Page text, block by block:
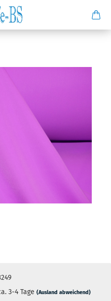
3-4 Tage(Ausland abweichend)